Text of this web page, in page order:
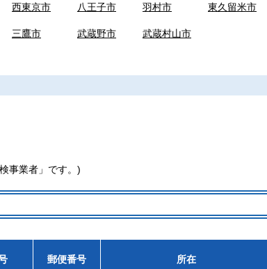
西東京市 八王子市 羽村市 東久留米市
三鷹市 武蔵野市 武蔵村山市
事業者」です。)
郵便番号 所在